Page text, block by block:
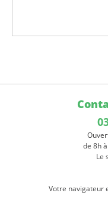
de 8h
Le
Votre navigateur